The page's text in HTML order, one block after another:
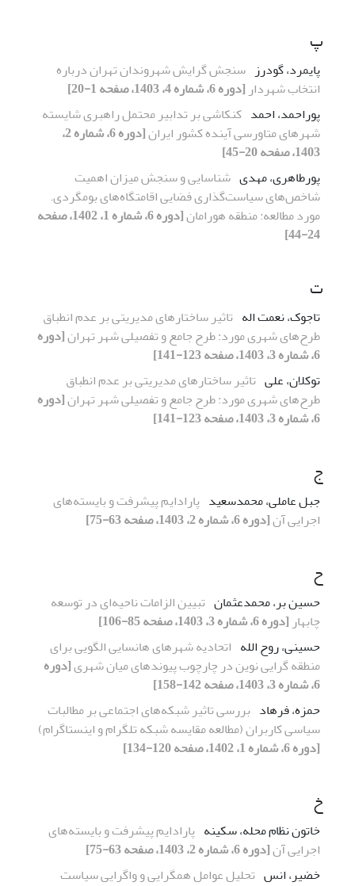
پ
پایمرد، گودرز سنجش گرایش شهروندان تهران درباره
انتخاب شهردار [دوره 6، شماره 4، 1403، صفحه 1-20]
پوراحمد، احمد کنکاشی بر تدابیر محتمل راهبری شایسته
شهرهای متاورسی آینده کشور ایران
[دوره 6، شماره 2،
1403، صفحه 20-45]
پورطاهری، مهدی شناسایی و سنجش میزان اهمیت
شاخص‌های سیاست‌گذاری فضایی اقامتگاه‌های بومگردی.
مورد مطالعه: منطقه هورامان
[دوره 6، شماره 1، 1402، صفحه
24-44]
ت
تاجوک، نعمت اله تاثیر ساختارهای مدیریتی بر عدم انطباق
طرح‌های شهری مورد: طرح جامع و تفصیلی شهر تهران[دوره
6، شماره 3، 1403، صفحه 123-141]
توکلان، علی تاثیر ساختارهای مدیریتی بر عدم انطباق
طرح‌های شهری مورد: طرح جامع و تفصیلی شهر تهران[دوره
6، شماره 3، 1403، صفحه 123-141]
ج
جبل عاملی، محمدسعید پارادایم پیشرفت و بایسته‌های
اجرایی آن[دوره 6، شماره 2، 1403، صفحه 63-75]
ح
حسین بر، محمدعثمان تبیین الزامات ناحیه‌ای در توسعه
چابهار [دوره 6، شماره 3، 1403، صفحه 85-106]
حسینی، روح الله اتحادیه شهرهای هانسایی الگویی برای
منطقه گرایی نوین در چارچوب پیوندهای میان شهری[دوره
6، شماره 3، 1403، صفحه 142-158]
حمزه، فرهاد بررسی تاثیر شبکه‌های اجتماعی بر مطالبات
سیاسی کاربران (مطالعه مقایسه شبکه تلگرام و اینستاگرام)
[دوره 6، شماره 1، 1402، صفحه 120-134]
خ
خاتون نظام محله، سکینه پارادایم پیشرفت و بایسته‌های
اجرایی آن[دوره 6، شماره 2، 1403، صفحه 63-75]
خضیر، انس تحلیل عوامل همگرایی و واگرایی سیاست